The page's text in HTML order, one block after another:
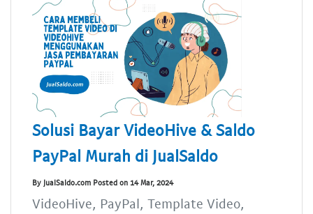
Solusi Bayar VideoHive & Saldo
PayPal Murah di JualSaldo
By JualSaldo.com Posted on 14 Mar, 2024
VideoHive, PayPal, Template Video,